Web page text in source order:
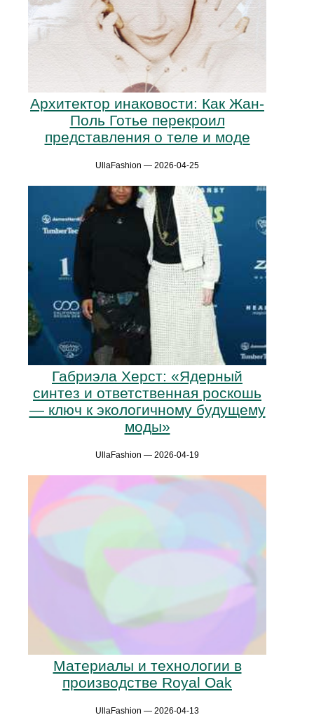
Архитектор инаковости: Как Жан-
Поль Готье перекроил
представления о теле и моде
UllaFashion — 2026-04-25
Габриэла Херст: «Ядерный
синтез и ответственная роскошь
— ключ к экологичному будущему
моды»
UllaFashion — 2026-04-19
Материалы и технологии в
производстве Royal Oak
UllaFashion — 2026-04-13